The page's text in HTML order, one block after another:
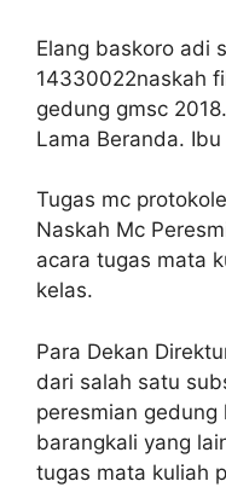
Elang baskoro adi
14330022naskah
gedung gmsc
Lama Beranda.
Tugas mc
Naskah Mc
acara tugas mata
kelas.
Para Dekan
dari salah satu
peresmian
barangkali yang
tugas mata kuliah